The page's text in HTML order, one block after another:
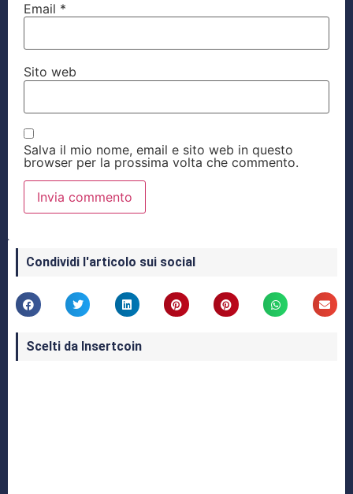
Email *
Sito web
Salva il mio nome, email e sito web in questo
browser per la prossima volta che commento.
Condividi l'articolo sui social
Scelti da Insertcoin